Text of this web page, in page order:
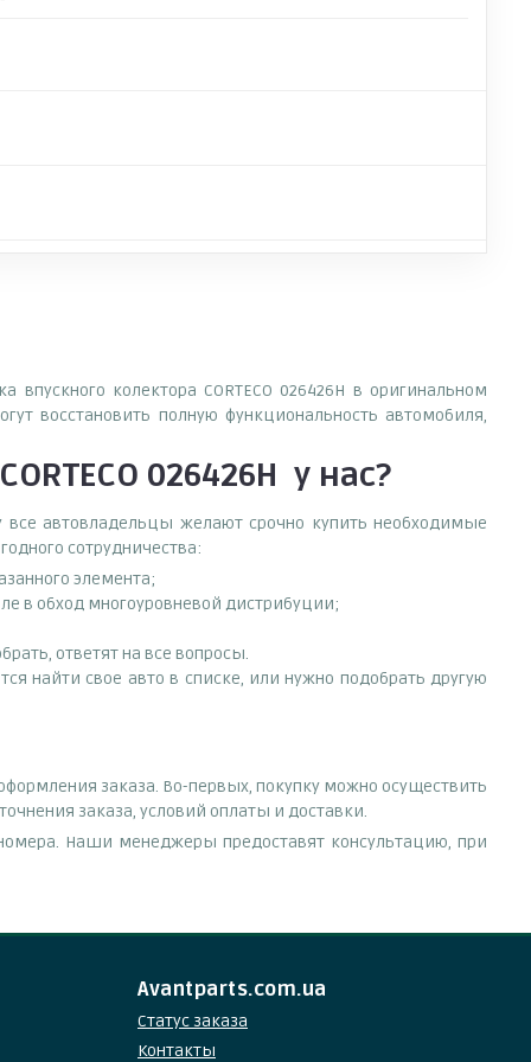
колектора CORTECO 026426H в оригинальном
восстановить полную функциональность автомобиля,
026426H у нас?
все автовладельцы желают срочно купить необходимые
сотрудничества:
элемента;
в обход многоуровневой дистрибуции;
ответят на все вопросы.
найти свое авто в списке, или нужно подобрать другую
заказа. Во-первых, покупку можно осуществить
заказа, условий оплаты и доставки.
Наши менеджеры предоставят консультацию, при
Avantparts.com.ua
Статус заказа
Контакты